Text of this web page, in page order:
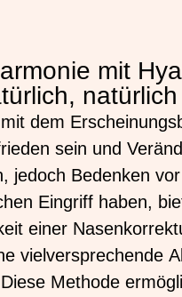
mit
dem
sein und
jedoch Bedenken
Eingriff haben,
einer
vielversprechende
Methode